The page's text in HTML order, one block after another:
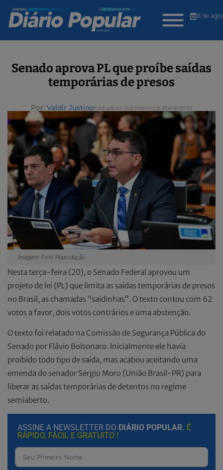
8 de
Senado aprova PL que proíbe saídas
temporárias de presos
Por: Valdir JustinoPublicada em 21 de fevereiro de 2024 às 09:03
Imagem: Foto Reprodução
Nesta terça-feira (20), o Senado Federal aprovou um
projeto de lei (PL) que limita as saídas temporárias de presos
no Brasil, as chamadas “saidinhas”. O texto contou com 62
votos a favor, dois votos contrários e uma abstenção.
O texto foi relatado na Comissão de Segurança Pública do
Senado por Flávio Bolsonaro. Inicialmente ele havia
proibido todo tipo de saída, mas acabou aceitando uma
emenda do senador Sergio Moro (União Brasil-PR) para
liberar as saídas temporárias de detentos no regime
semiaberto.
ASSINE A NEWSLETTER DO DIÁRIO POPULAR. É
RÁPIDO, FÁCIL E GRATUITO !